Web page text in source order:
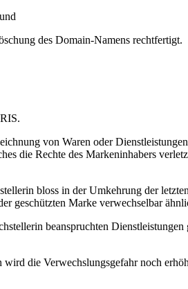
des Domain-Namens rechtfertigt.
von Waren oder
die Rechte des Markeninhabers
bloss in der Umkehrung der
geschützten Marke verwechselbar
beanspruchten
die Verwechslungsgefahr noch